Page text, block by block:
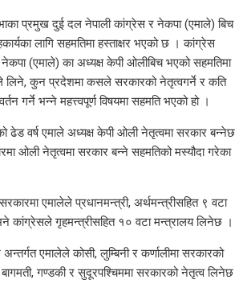
प्रमुख दुई दल नेपाली कांग्रेस र नेकपा (एमाले) बिच
लागि सहमतिमा हस्ताक्षर भएको छ । कांग्रेस
(एमाले) का अध्यक्ष केपी ओलीबिच भएको सहमतिमा
कुन प्रदेशमा कसले सरकारको नेतृत्वगर्ने र कति
गर्ने भन्ने महत्त्वपूर्ण विषयमा सहमति भएको हो ।
ढेड वर्ष एमाले अध्यक्ष केपी ओली नेतृत्वमा सरकार बन्नेछ
ओली नेतृत्वमा सरकार बन्ने सहमतिको मस्यौदा गरेका
एमालेले प्रधानमन्त्री, अर्थमन्त्रीसहित ९ वटा
कांग्रेसले गृहमन्त्रीसहित १० वटा मन्त्रालय लिनेछ ।
एमालेले कोसी, लुम्बिनी र कर्णालीमा सरकारको
गण्डकी र सुदूरपश्चिममा सरकारको नेतृत्व लिनेछ